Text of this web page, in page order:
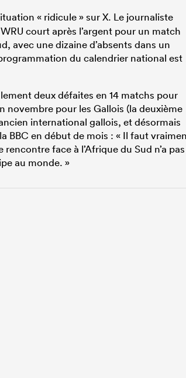
« ridicule » sur X. Le journaliste
court après l’argent pour un match
avec une dizaine d’absents dans un
du calendrier national est
deux défaites en 14 matchs pour
novembre pour les Gallois (la deuxième
international gallois, et désormais
BBC en début de mois : « Il faut
face à l’Afrique du Sud n’a pas
au monde. »